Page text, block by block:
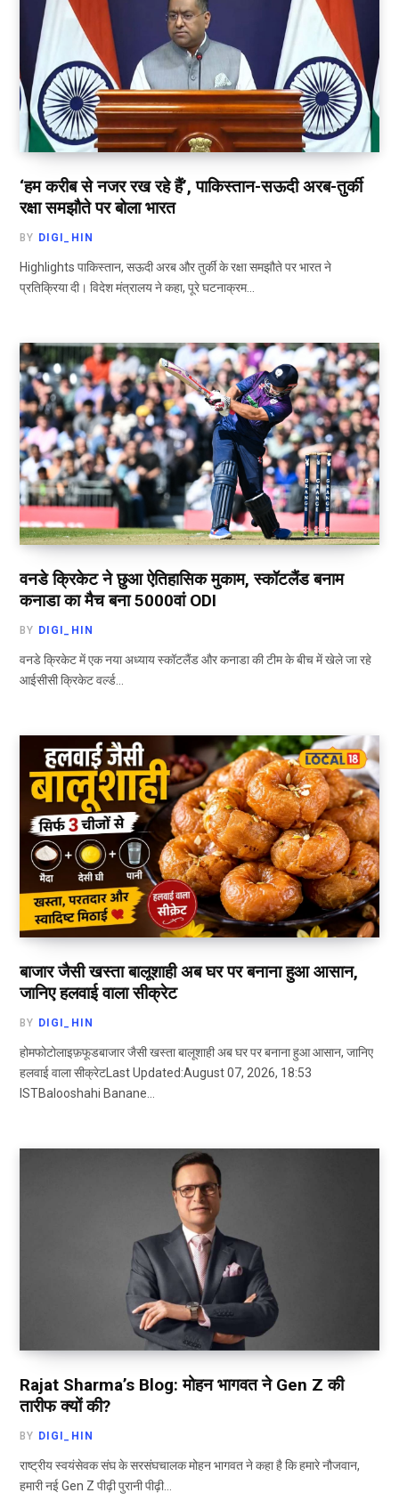
‘हम करीब से नजर रख रहे हैं’, पाकिस्तान-सऊदी अरब-तुर्की
रक्षा समझौते पर बोला भारत
BY DIGI_HIN
Highlights पाकिस्तान, सऊदी अरब और तुर्की के रक्षा समझौते पर भारत ने
प्रतिक्रिया दी। विदेश मंत्रालय ने कहा, पूरे घटनाक्रम…
वनडे क्रिकेट ने छुआ ऐतिहासिक मुकाम, स्कॉटलैंड बनाम
कनाडा का मैच बना 5000वां ODI
BY DIGI_HIN
वनडे क्रिकेट में एक नया अध्याय स्कॉटलैंड और कनाडा की टीम के बीच में खेले जा रहे
आईसीसी क्रिकेट वर्ल्ड…
बाजार जैसी खस्ता बालूशाही अब घर पर बनाना हुआ आसान,
जानिए हलवाई वाला सीक्रेट
BY DIGI_HIN
होमफोटोलाइफ़फूडबाजार जैसी खस्ता बालूशाही अब घर पर बनाना हुआ आसान, जानिए
हलवाई वाला सीक्रेटLast Updated:August 07, 2026, 18:53
ISTBalooshahi Banane…
Rajat Sharma’s Blog: मोहन भागवत ने Gen Z की
तारीफ क्यों की?
BY DIGI_HIN
राष्ट्रीय स्वयंसेवक संघ के सरसंघचालक मोहन भागवत ने कहा है कि हमारे नौजवान,
हमारी नई Gen Z पीढ़ी पुरानी पीढ़ी…